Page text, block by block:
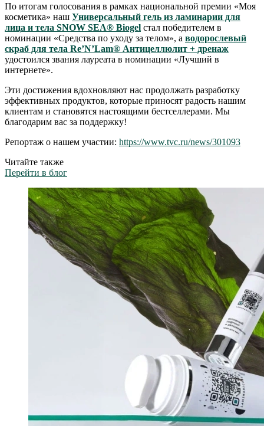
По итогам голосования в рамках национальной премии «Моя
косметика» наш Универсальный гель из ламинарии для
лица и тела SNOW SEA® Biogel стал победителем в
номинации «Средства по уходу за телом», а водорослевый
скраб для тела Re’N’Lam® Антицеллюлит + дренаж
удостоился звания лауреата в номинации «Лучший в
интернете».
Эти достижения вдохновляют нас продолжать разработку
эффективных продуктов, которые приносят радость нашим
клиентам и становятся настоящими бестселлерами. Мы
благодарим вас за поддержку!
Репортаж о нашем участии: https://www.tvc.ru/news/301093
Читайте также
Перейти в блог